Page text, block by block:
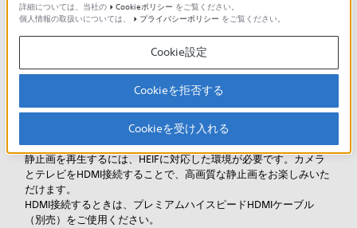
HEIF形式の特徴
記録できる静止画のファイル形式は、JPEG形式またはHEIF形式で
す。
JPEG形式は互換性に優れ、様々な環境で閲覧や編集を行えます。
HEIF形式は圧縮効率に優れ、高画質のまま小さいファイル容量で
記録できます。
ただし、お使いのパソコンやソフトウェアによっては、HEIFファ
イルの表示や編集ができない場合があります。また、HEIF形式の
静止画を再生するには、HEIFに対応した環境が必要です。カメラ
とテレビをHDMI接続することで、高画質な静止画をお楽しみいた
だけます。
HDMI接続するときは、プレミアムハイスピードHDMIケーブル
（別売）をご使用ください。
詳細については、当社の
Cookieポリシー をご覧ください。
個人情報の取扱いについては、
プライバシーポリシー をご覧ください。
Cookie設定
Cookieを拒否する
Cookieを受け入れる